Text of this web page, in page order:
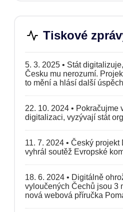
Tiskové
5. 3. 2025 • Stát
Česku mu nerozumí.
to mění a hlásí další
22. 10. 2024 • Pokračujme
digitalizaci, vyzývají stát
11. 7. 2024 • Český projekt
vyhrál soutěž Evropské
18. 6. 2024 • Digitálně
vyloučených Čechů jsou 3
nová webová příručka